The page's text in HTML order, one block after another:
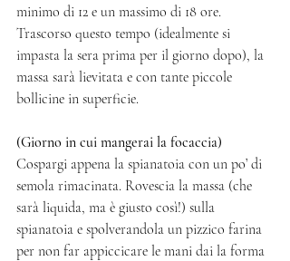
minimo di 12 e un massimo di 18 ore.
Trascorso questo tempo (idealmente si
impasta la sera prima per il giorno dopo), la
massa sarà lievitata e con tante piccole
bollicine in superficie.
(Giorno in cui mangerai la focaccia)
Cospargi appena la spianatoia con un po’ di
semola rimacinata. Rovescia la massa (che
sarà liquida, ma è giusto così!) sulla
spianatoia e spolverandola un pizzico farina
per non far appiccicare le mani dai la forma